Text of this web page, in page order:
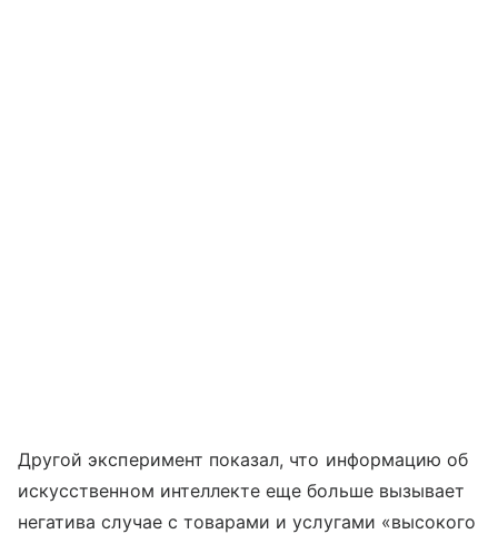
Другой эксперимент показал, что информацию об
искусственном интеллекте еще больше вызывает
негатива случае с товарами и услугами «высокого